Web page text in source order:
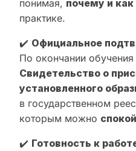
понимая, почему и как
практике.
✔️ Официальное
По окончании
Свидетельство о
установленного
в государственном
которым можно
✔️ Готовность к